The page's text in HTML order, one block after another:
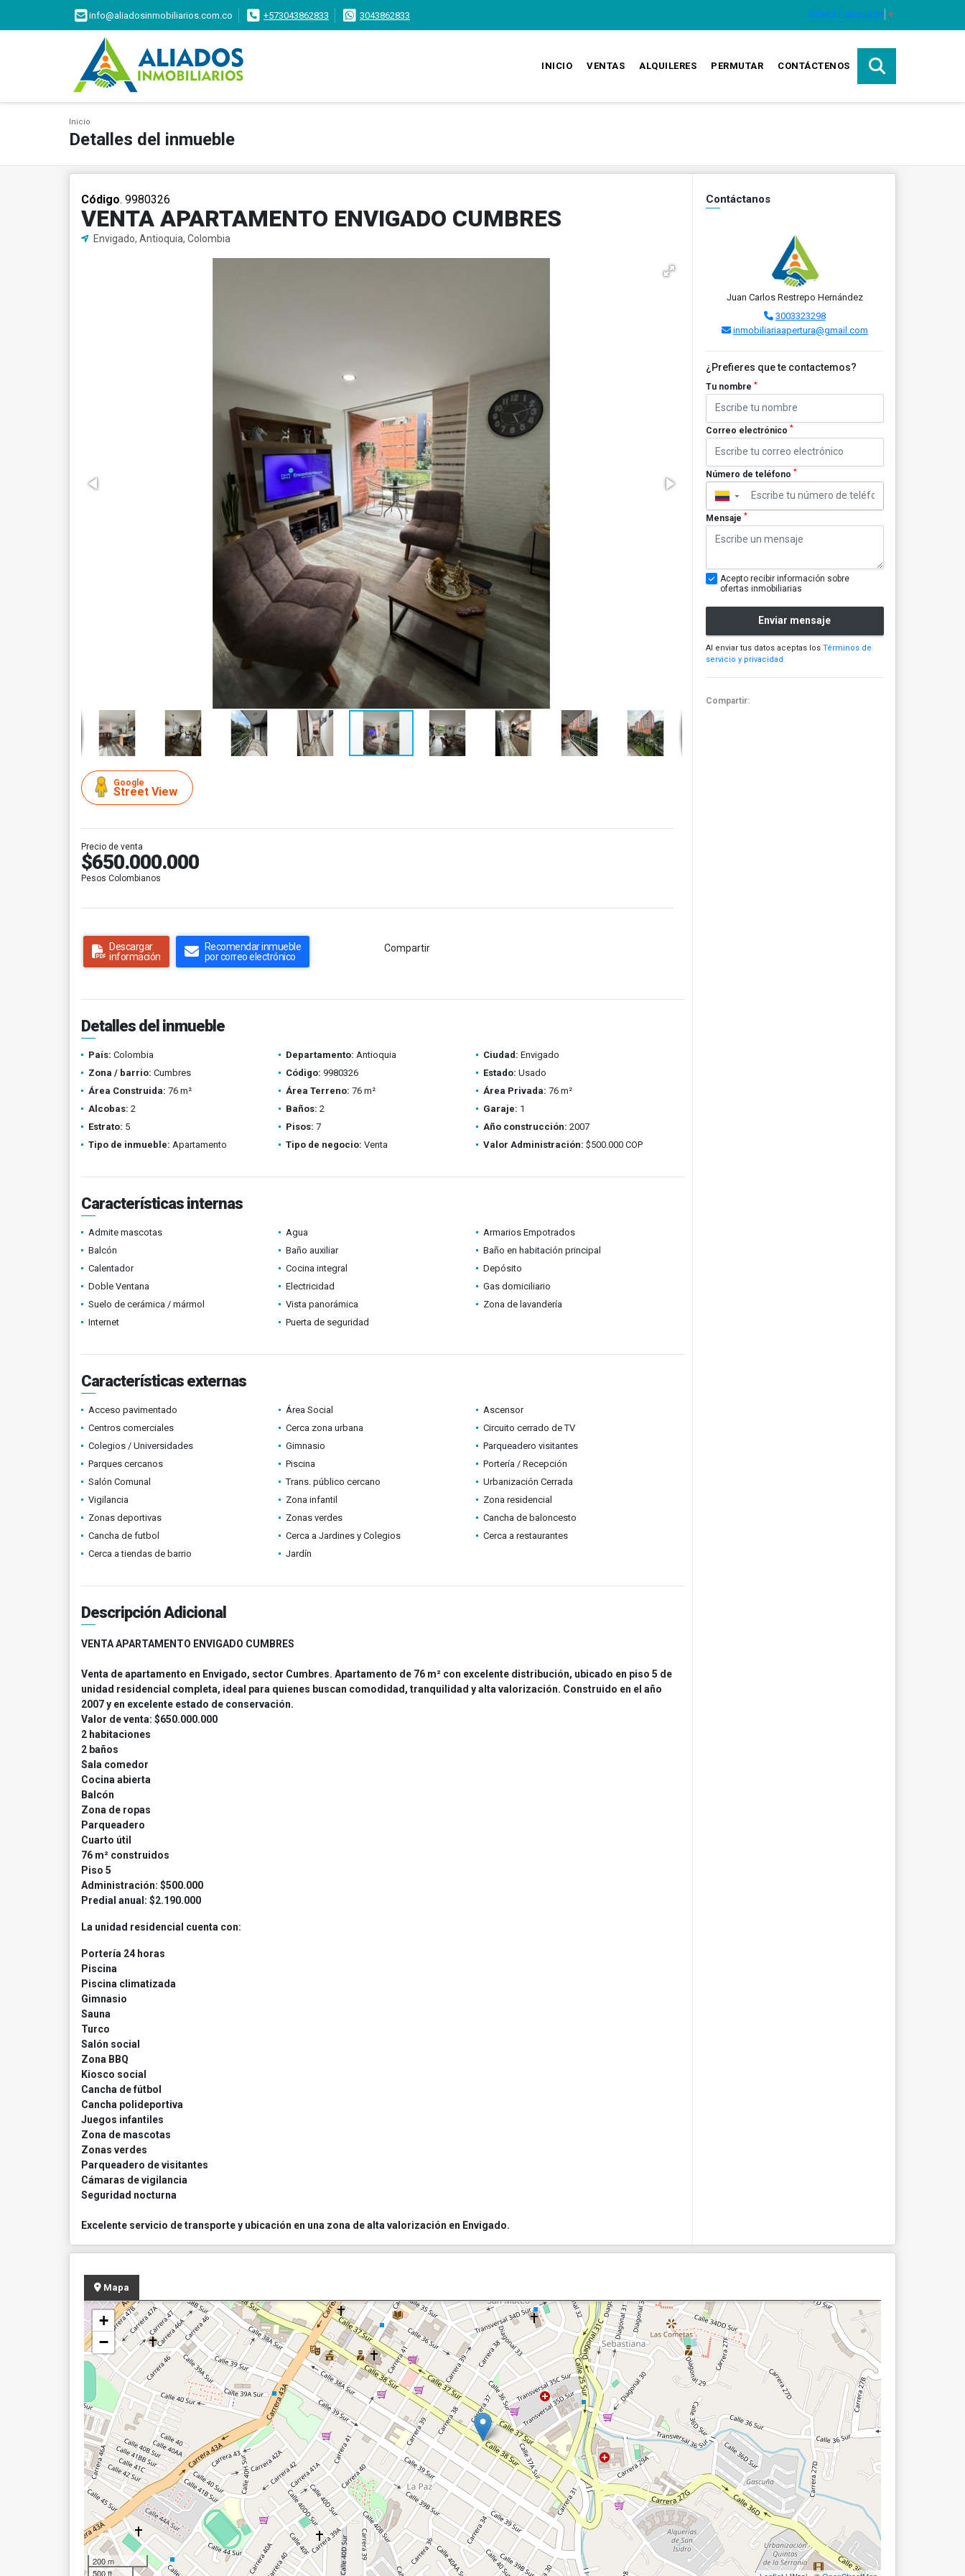
info@aliadosinmobiliarios.com.co +573043862833 3043862833 Select Language ▼
INICIO VENTAS ALQUILERES PERMUTAR CONTÁCTENOS
Inicio
Detalles del inmueble
Código. 9980326
VENTA APARTAMENTO ENVIGADO CUMBRES
Envigado, Antioquia, Colombia
Google
Street View
Precio de venta
$650.000.000
Pesos Colombianos
Descargar
información
Recomendar inmueble
por correo electrónico
Compartir
Detalles del inmueble
País: Colombia Departamento: Antioquia Ciudad: Envigado
Zona / barrio: Cumbres Código: 9980326 Estado: Usado
Área Construida: 76 m² Área Terreno: 76 m² Área Privada: 76 m²
Alcobas: 2 Baños: 2 Garaje: 1
Estrato: 5 Pisos: 7 Año construcción: 2007
Tipo de inmueble: Apartamento Tipo de negocio: Venta Valor Administración: $500.000 COP
Características internas
Admite mascotas Agua
Armarios Empotrados
Balcón
Baño auxiliar
Baño en habitación principal
Calentador
Cocina integral
Depósito
Doble Ventana
Electricidad
Gas domiciliario
Suelo de cerámica / mármol
Vista panorámica
Zona de lavandería
Internet
Puerta de seguridad
Características externas
Acceso pavimentado Área Social
Ascensor
Centros comerciales
Cerca zona urbana
Circuito cerrado de TV
Colegios / Universidades
Gimnasio
Parqueadero visitantes
Parques cercanos
Piscina
Portería / Recepción
Salón Comunal
Trans. público cercano
Urbanización Cerrada
Vigilancia
Zona infantil
Zona residencial
Zonas deportivas
Zonas verdes
Cancha de baloncesto
Cancha de futbol
Cerca a Jardines y Colegios
Cerca a restaurantes
Cerca a tiendas de barrio
Jardín
Descripción Adicional
VENTA APARTAMENTO ENVIGADO CUMBRES
Venta de apartamento en Envigado, sector Cumbres. Apartamento de 76 m² con excelente distribución, ubicado en piso 5 de
unidad residencial completa, ideal para quienes buscan comodidad, tranquilidad y alta valorización. Construido en el año
2007 y en excelente estado de conservación.
Valor de venta: $650.000.000
2 habitaciones
2 baños
Sala comedor
Cocina abierta
Balcón
Zona de ropas
Parqueadero
Cuarto útil
76 m² construidos
Piso 5
Administración: $500.000
Predial anual: $2.190.000
La unidad residencial cuenta con:
Portería 24 horas
Piscina
Piscina climatizada
Gimnasio
Sauna
Turco
Salón social
Zona BBQ
Kiosco social
Cancha de fútbol
Cancha polideportiva
Juegos infantiles
Zona de mascotas
Zonas verdes
Parqueadero de visitantes
Cámaras de vigilancia
Seguridad nocturna
Excelente servicio de transporte y ubicación en una zona de alta valorización en Envigado.
Contáctanos
Juan Carlos Restrepo Hernández
3003323298
inmobiliariaapertura@gmail.com
¿Prefieres que te contactemos?
Tu nombre *
Correo electrónico *
Número de teléfono *
▼
Mensaje *
Acepto recibir información sobre
ofertas inmobiliarias
Enviar mensaje
Al enviar tus datos aceptas los Términos de
servicio y privacidad
Compartir:
Mapa
+
−
200 m
500 ft